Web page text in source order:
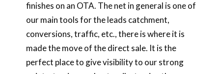
finishes on an OTA. The net in general is one of
our main tools for the leads catchment,
conversions, traffic, etc., there is where it is
made the move of the direct sale. It is the
perfect place to give visibility to our strong